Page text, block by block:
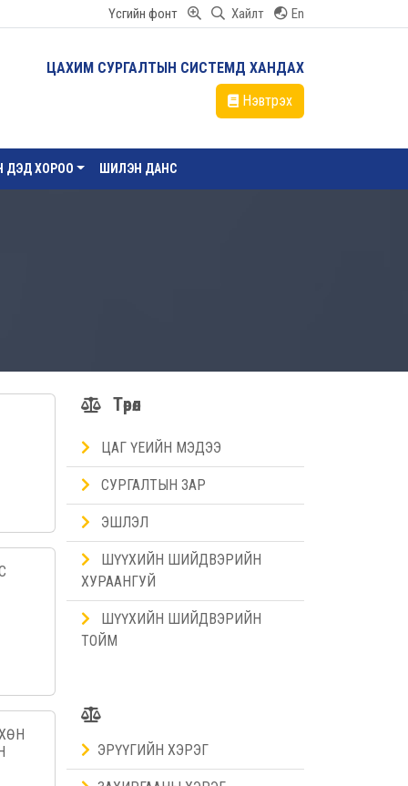
Үсгийн фонт Хайлт En
ЦАХИМ СУРГАЛТЫН СИСТЕМД ХАНДАХ
Нэвтрэх
ДЭД ХОРОО ШИЛЭН ДАНС
Төрөл
ЦАГ ҮЕИЙН МЭДЭЭ
СУРГАЛТЫН ЗАР
ЭШЛЭЛ
ШҮҮХИЙН ШИЙДВЭРИЙН
ХУРААНГУЙ
ШҮҮХИЙН ШИЙДВЭРИЙН
ТОЙМ
ЭРҮҮГИЙН ХЭРЭГ